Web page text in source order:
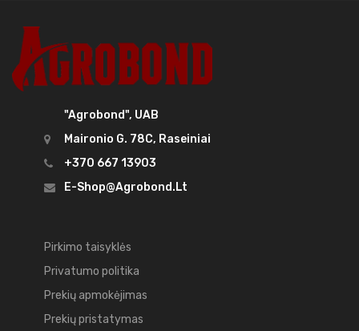
"Agrobond", UAB
Maironio G. 78C, Raseiniai
+370 667 13903
E-Shop@agrobond.lt
Pirkimo taisyklės
Privatumo politika
Prekių apmokėjimas
Prekių pristatymas